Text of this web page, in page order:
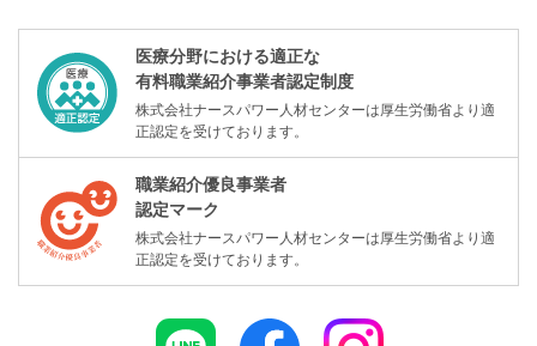
医療分野における適正な
有料職業紹介事業者認定制度
株式会社ナースパワー人材センターは厚生労働省より適
正認定を受けております。
職業紹介優良事業者
認定マーク
株式会社ナースパワー人材センターは厚生労働省より適
正認定を受けております。